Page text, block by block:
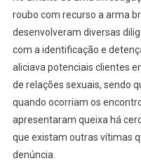
roubo com recurso a arma
desenvolveram diversas
com a identificação e
aliciava potenciais clientes
de relações sexuais, sendo
quando ocorriam os
apresentaram queixa há
que existam outras vítimas
denúncia.